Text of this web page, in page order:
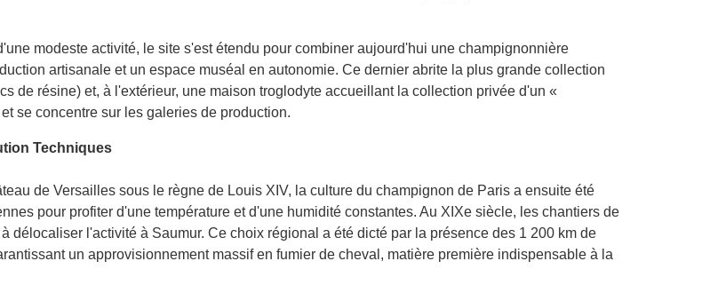
modeste activité, le site s'est étendu pour combiner aujourd'hui une champignonnière
artisanale et un espace muséal en autonomie. Ce dernier abrite la plus grande collection
de résine) et, à l'extérieur, une maison troglodyte accueillant la collection privée d'un «
se concentre sur les galeries de production.
Techniques
de Versailles sous le règne de Louis XIV, la culture du champignon de Paris a ensuite été
pour profiter d'une température et d'une humidité constantes. Au XIXe siècle, les chantiers de
délocaliser l'activité à Saumur. Ce choix régional a été dicté par la présence des 1 200 km de
un approvisionnement massif en fumier de cheval, matière première indispensable à la